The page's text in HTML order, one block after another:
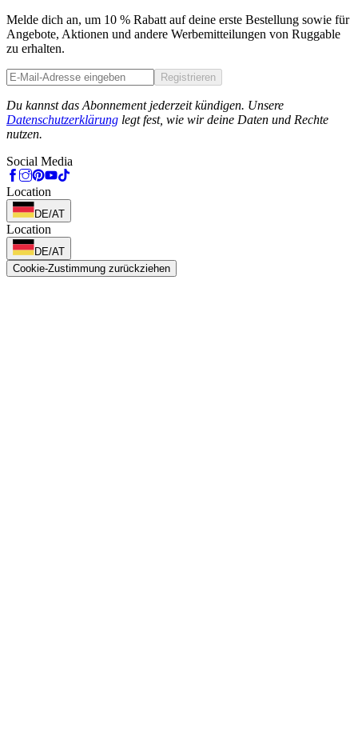
Melde dich an, um 10 % Rabatt auf deine erste Bestellung sowie für
Angebote, Aktionen und andere Werbemitteilungen von Ruggable
zu erhalten.
Registrieren
Du kannst das Abonnement jederzeit kündigen. Unsere
Datenschutzerklärung legt fest, wie wir deine Daten und Rechte
nutzen.
Social Media
Location
DE/AT
Location
DE/AT
Cookie-Zustimmung zurückziehen